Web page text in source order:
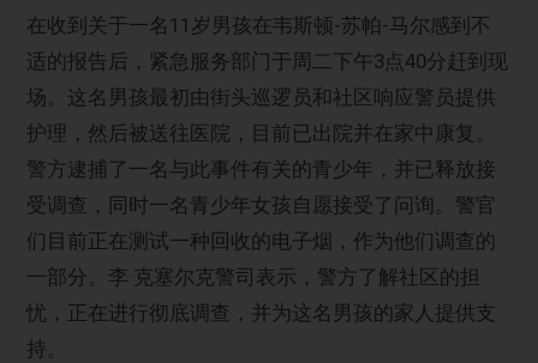
在收到关于一名11岁男孩在韦斯顿-苏帕-马尔感到不
适的报告后，紧急服务部门于周二下午3点40分赶到现
场。这名男孩最初由街头巡逻员和社区响应警员提供
护理，然后被送往医院，目前已出院并在家中康复。
警方逮捕了一名与此事件有关的青少年，并已释放接
受调查，同时一名青少年女孩自愿接受了问询。警官
们目前正在测试一种回收的电子烟，作为他们调查的
一部分。李·克塞尔克警司表示，警方了解社区的担
忧，正在进行彻底调查，并为这名男孩的家人提供支
持。